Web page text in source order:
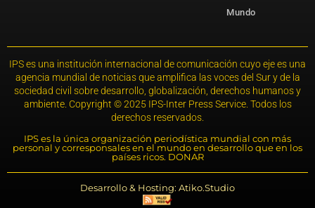
Mundo
IPS es una institución internacional de comunicación cuyo eje es una
agencia mundial de noticias que amplifica las voces del Sur y de la
sociedad civil sobre desarrollo, globalización, derechos humanos y
ambiente. Copyright © 2025 IPS-Inter Press Service. Todos los
derechos reservados.
IPS es la única organización periodística mundial con más
personal y corresponsales en el mundo en desarrollo que en los
países ricos. DONAR
Desarrollo & Hosting: Atiko.Studio